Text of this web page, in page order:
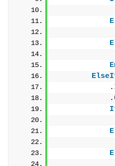
            .